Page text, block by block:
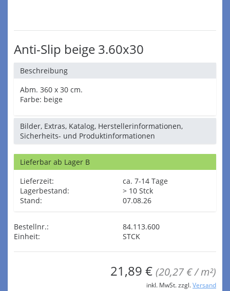
Anti-Slip beige 3.60x30
Beschreibung
Abm. 360 x 30 cm.
Farbe: beige
Bilder, Extras, Katalog, Herstellerinformationen,
Sicherheits- und Produktinformationen
Lieferbar ab Lager B
Lieferzeit:
ca. 7-14 Tage
Lagerbestand:
> 10 Stck
Stand:
07.08.26
Bestellnr.:
84.113.600
Einheit:
STCK
21,89 € (20,27 € / m²)
inkl. MwSt. zzgl. Versand